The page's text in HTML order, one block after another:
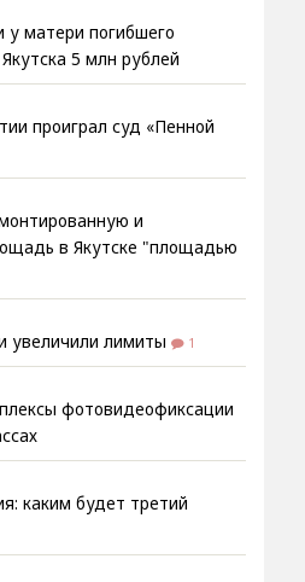
матери погибшего
5 млн рублей
проиграл суд «Пенной
и
в Якутске "площадью
увеличили лимиты 1
фотовидеофиксации
каким будет третий